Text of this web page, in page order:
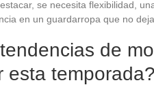
se necesita flexibilidad,
en un guardarropa que no
de
esta temporada?